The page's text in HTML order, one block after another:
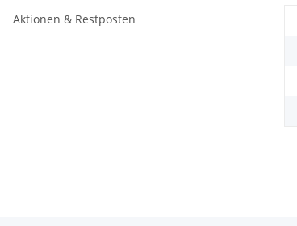
Aktionen & Restposten